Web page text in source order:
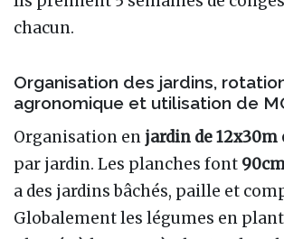
chacun.
Organisation des jardins,
agronomique et utilisation de
Organisation en jardin de
par jardin. Les planches font
a des jardins bâchés, paille et
Globalement les légumes en